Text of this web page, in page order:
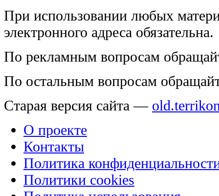
При использовании любых
электронного адреса обязательна.
По рекламным вопросам
По остальным вопросам
Старая версия сайта —
О проекте
Контакты
Политика
Политики cookies